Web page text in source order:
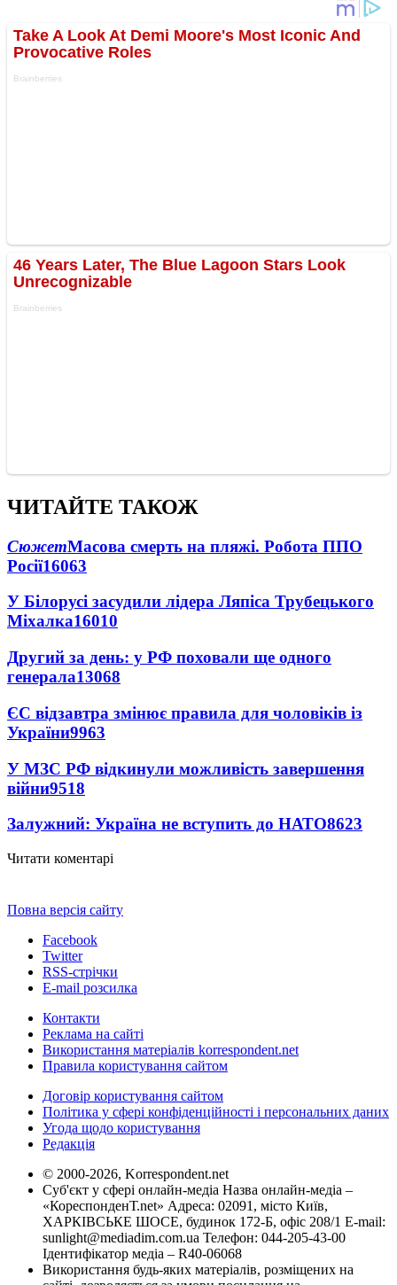
ЧИТАЙТЕ ТАКОЖ
СюжетМасова смерть на пляжі. Робота ППО
Росії16063
У Білорусі засудили лідера Ляпіса Трубецького
Міхалка16010
Другий за день: у РФ поховали ще одного
генерала13068
ЄС відзавтра змінює правила для чоловіків із
України9963
У МЗС РФ відкинули можливість завершення
війни9518
Залужний: Україна не вступить до НАТО8623
Читати коментарі
Повна версія сайту
Facebook
Twitter
RSS-стрічки
E-mail розсилка
Контакти
Реклама на сайті
Використання матеріалів korrespondent.net
Правила користування сайтом
Договір користування сайтом
Політика у сфері конфіденційності і персональних даних
Угода щодо користування
Редакція
© 2000-2026, Korrespondent.net
Суб'єкт у сфері онлайн-медіа Назва онлайн-медіа –
«КореспонденТ.net» Адреса: 02091, місто Київ,
ХАРКІВСЬКЕ ШОСЕ, будинок 172-Б, офіс 208/1 E-mail:
sunlight@mediadim.com.ua Телефон: 044-205-43-00
Ідентифікатор медіа – R40-06068
Використання будь-яких матеріалів, розміщених на